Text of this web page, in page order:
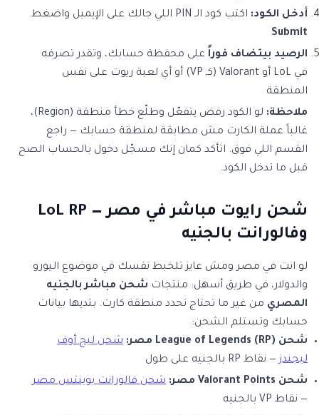
أدخل الكود: اكتب كود الـ PIN اللي جالك على الإيميل واضغط
Submit
الرصيد بيتضاف فوراً على محفظة حسابك، وتقدر تصرفه
في LoL أو Valorant (كـ VP) أو أي لعبة ريوت على نفس
المنطقة
ملاحظة:
لو الكود رفض يتفعّل وطلّع خطأ منطقة (Region)،
غالباً عملة الكارت مش مطابقة لمنطقة حسابك — راجع
القسم اللي فوق. اتأكد كمان إنك مسجّل دخول بالحساب الصح
قبل ما تدخل الكود.
شحن رايوت مباشر في مصر — LoL RP
وفالورانت بالجنيه
لو انت في مصر ومش عايز تلخبط نفسك في موضوع اليورو
والدولار، في طريق أسهل: منتجات شحن مباشر بالجنيه
المصري من غير ما تحتاج تحدد منطقة كارت. بتديها بيانات
حسابك وتستلم الشحن:
شحن League of Legends (RP) مصر:
شحن ليج أوف
ليجندز— نقاط RP بالجنيه على طول
شحن Valorant Points مصر:
شحن فالورانت بوينتس مصر
— نقاط VP بالجنيه